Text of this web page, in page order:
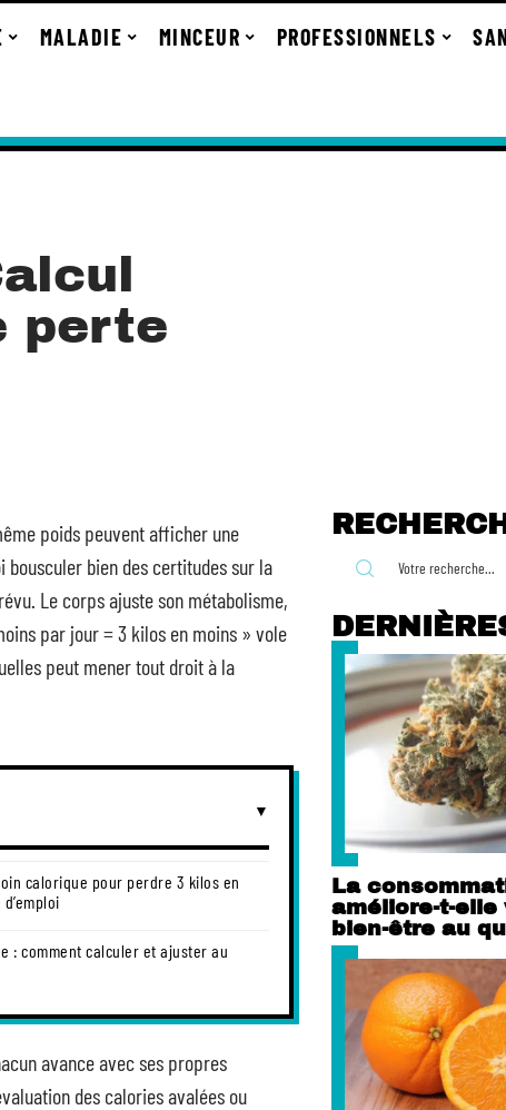
MALADIE MINCEUR PROFESSIONNELS
perte
poids peuvent afficher une
bien des certitudes sur la
Le corps ajuste son métabolisme,
par jour = 3 kilos en moins » vole
peut mener tout droit à la
calorique pour perdre 3 kilos en
: comment calculer et ajuster au
avance avec ses propres
des calories avalées ou
La
améliore-t-elle
bien-être au